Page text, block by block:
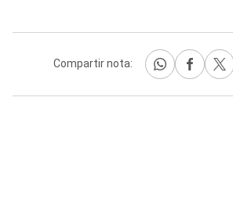
Compartir nota: